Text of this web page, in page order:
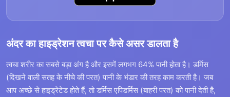
अंदर का हाइड्रेशन त्वचा पर कैसे असर डालता है
त्वचा शरीर का सबसे बड़ा अंग है और इसमें लगभग 64% पानी होता है। डर्मिस
(दिखने वाली सतह के नीचे की परत) पानी के भंडार की तरह काम करती है। जब
आप अच्छे से हाइड्रेटेड होते हैं, तो डर्मिस एपिडर्मिस (बाहरी परत) को पानी देती है,